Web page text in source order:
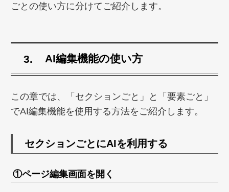
ごとの使い方に分けてご紹介します。
AI編集機能の使い方
この章では、「セクションごと」と「要素ごと」
でAI編集機能を使用する方法をご紹介します。
セクションごとにAIを利用する
①ページ編集画面を開く